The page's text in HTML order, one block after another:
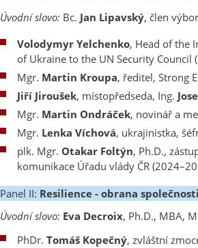
Úvodní slovo: Bc. Jan Lipavský, člen
Volodymyr Yelchenko, Head of the
of Ukraine to the UN Security
Mgr. Martin Kroupa, ředitel, Strong
Jiří Jiroušek, místopředseda, Ing.
Mgr. Martin Ondráček, novinář a
Mgr. Lenka Víchová, ukrajinistka,
plk. Mgr. Otakar Foltýn, Ph.D.,
komunikace Úřadu vlády ČR
Panel II: Resilience - obrana
Úvodní slovo: Eva Decroix, Ph.D., MBA,
PhDr. Tomáš Kopečný, zvláštní